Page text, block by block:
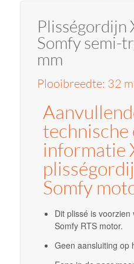
Plisségordijn
Somfy semi-
mm
Plooibreedte: 32
technische
informatie
Somfy
Dit plissé is
Somfy RTS motor.
Geen aansluiting op